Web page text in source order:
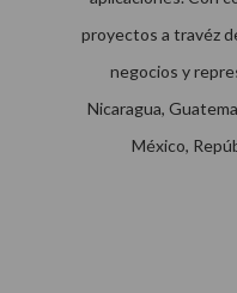
proyectos a travéz
negocios y
Nicaragua,
México,